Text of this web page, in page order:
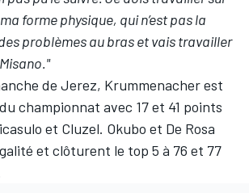
forme physique, qui n’est pas la
problèmes au bras et vais travailler
de Jerez, Krummenacher est
championnat avec 17 et 41 points
et Cluzel. Okubo et De Rosa
et clôturent le top 5 à 76 et 77